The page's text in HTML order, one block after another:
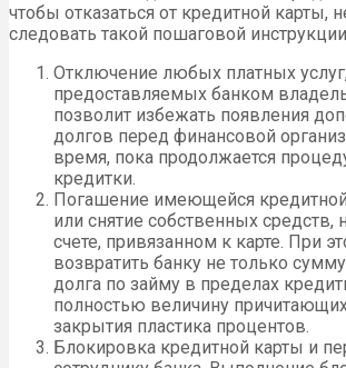
чтобы отказаться от кредитной карты,
следовать такой пошаговой
Отключение любых платных услуг,
предоставляемых банком
позволит избежать появления
долгов перед финансовой
время, пока продолжается
кредитки.
Погашение имеющейся
или снятие собственных средств,
счете, привязанном к карте. При
возвратить банку не только
долга по займу в пределах
полностью величину
закрытия пластика процентов.
Блокировка кредитной карты и